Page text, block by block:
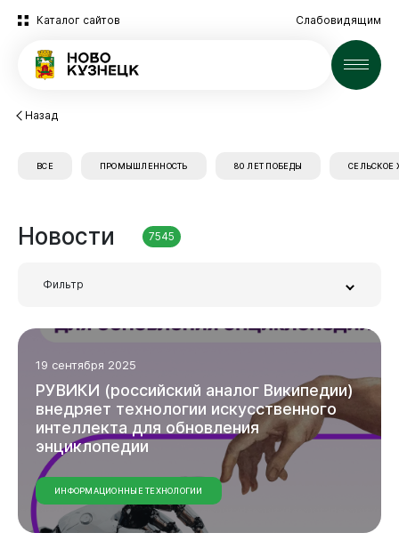
Каталог сайтов Слабовидящим
Новости
Горожанам
Бизнесу
Назад
Фильтр
Дата
Применить фильтр
Новости 7545
ВСЕ ПРОМЫШЛЕННОСТЬ 80 ЛЕТ ПОБЕДЫ СЕЛЬСКОЕ
19 сентября 2025
РУВИКИ (российский аналог Википедии)
внедряет технологии искусственного
интеллекта для обновления
энциклопедии
ИНФОРМАЦИОННЫЕ ТЕХНОЛОГИИ